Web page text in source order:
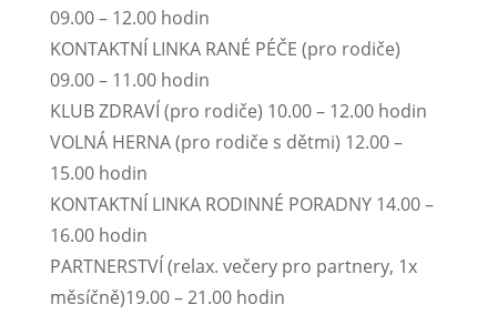
09.00 – 12.00 hodin
KONTAKTNÍ LINKA RANÉ PÉČE (pro rodiče)
09.00 – 11.00 hodin
KLUB ZDRAVÍ (pro rodiče) 10.00 – 12.00 hodin
VOLNÁ HERNA (pro rodiče s dětmi) 12.00 –
15.00 hodin
KONTAKTNÍ LINKA RODINNÉ PORADNY 14.00 –
16.00 hodin
PARTNERSTVÍ (relax. večery pro partnery, 1x
měsíčně)19.00 – 21.00 hodin